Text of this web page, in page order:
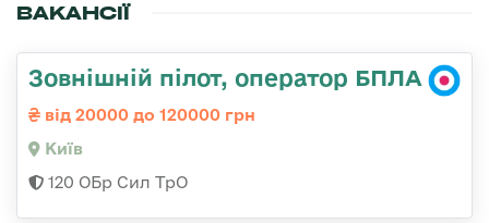
ВАКАНСІЇ
Зовнішній пілот, оператор БПЛА
від 20000 до 120000 грн
Київ
120 ОБр Сил ТрО